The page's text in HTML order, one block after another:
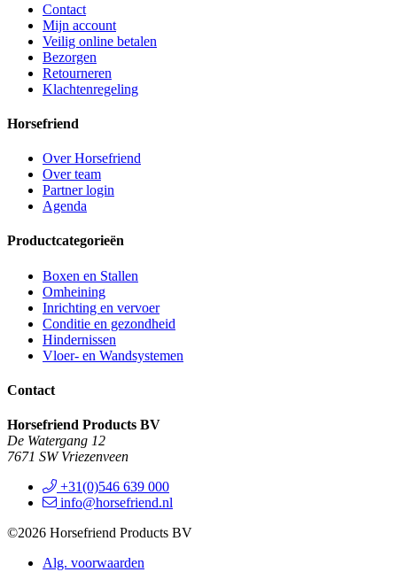
Contact
Mijn account
Veilig online betalen
Bezorgen
Retourneren
Klachtenregeling
Horsefriend
Over Horsefriend
Over team
Partner login
Agenda
Productcategorieën
Boxen en Stallen
Omheining
Inrichting en vervoer
Conditie en gezondheid
Hindernissen
Vloer- en Wandsystemen
Contact
Horsefriend Products BV
De Watergang 12
7671 SW Vriezenveen
+31(0)546 639 000
info@horsefriend.nl
©2026 Horsefriend Products BV
Alg. voorwaarden